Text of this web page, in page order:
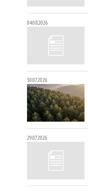
04.08.2026
30.07.2026
29.07.2026